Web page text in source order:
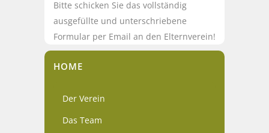
Bitte schicken Sie das vollständig
ausgefüllte und unterschriebene
Formular per Email an den Elternverein!
HOME
Der Verein
Das Team